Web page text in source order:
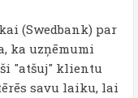
(Swedbank) par
ka uzņēmumi
"atšuj" klientu
savu laiku, lai